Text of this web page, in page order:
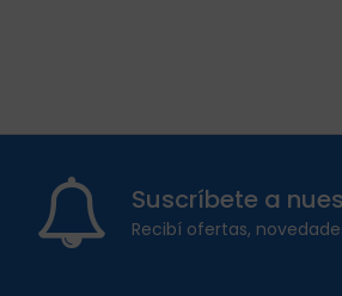
Suscríbete a
Recibí ofertas,